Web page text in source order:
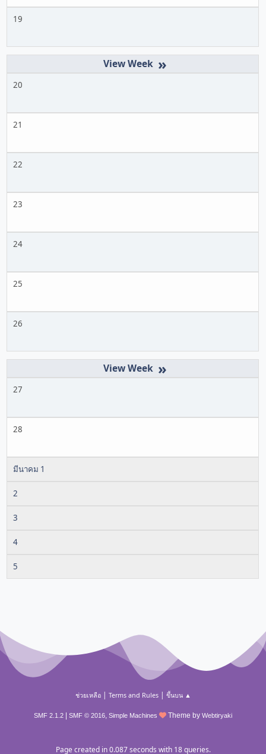
19
»
20
21
22
23
24
25
26
»
27
28
มีนาคม 1
2
3
4
5
ช่วยเหลือ| Terms and Rules| ขึ้นบน ▲
SMF 2.1.2 SMF © 2016, Simple Machines Theme by Webtiryaki
Page created in 0.087 seconds with 18 queries.